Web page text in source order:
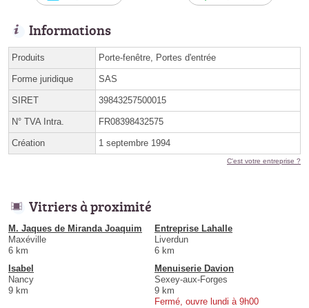
Informations
Produits Porte-fenêtre, Portes d'entrée
Forme juridique SAS
SIRET 39843257500015
N° TVA Intra. FR08398432575
Création 1 septembre 1994
C'est votre entreprise ?
Vitriers à proximité
M. Jaques de Miranda Joaquim
Maxéville
6 km
Entreprise Lahalle
Liverdun
6 km
Isabel
Nancy
9 km
Menuiserie Davion
Sexey-aux-Forges
9 km
Fermé, ouvre lundi à 9h00